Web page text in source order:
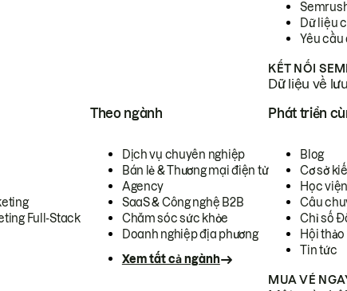
Dữ liệu
Yêu cầu
KẾT NỐI
Dữ liệu về
Full-Stack
Theo ngành
Dịch vụ chuyên nghiệp
Bán lẻ & Thương mại điện tử
Agency
SaaS & Công nghệ B2B
Chăm sóc sức khỏe
Doanh nghiệp địa phương
Xem tất cả ngành
Phát triển
Blog
Cơ sở
Học viện
Câu
Chỉ số
Hội
Tin tức
MUA VÉ